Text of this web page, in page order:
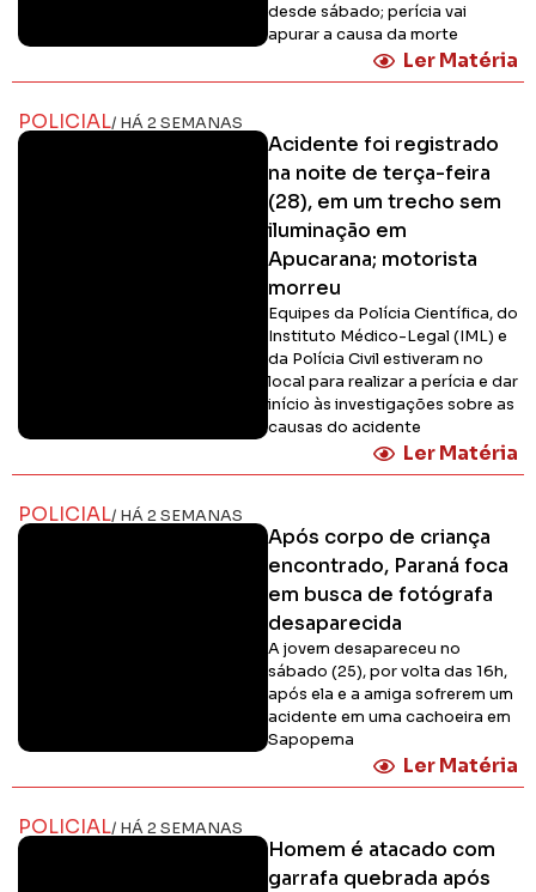
desde sábado; perícia vai
apurar a causa da morte
Ler Matéria
POLICIAL/ HÁ 2 SEMANAS
Acidente foi registrado
na noite de terça-feira
(28), em um trecho sem
iluminação em
Apucarana; motorista
morreu
Equipes da Polícia Científica, do
Instituto Médico-Legal (IML) e
da Polícia Civil estiveram no
local para realizar a perícia e dar
início às investigações sobre as
causas do acidente
Ler Matéria
POLICIAL/ HÁ 2 SEMANAS
Após corpo de criança
encontrado, Paraná foca
em busca de fotógrafa
desaparecida
A jovem desapareceu no
sábado (25), por volta das 16h,
após ela e a amiga sofrerem um
acidente em uma cachoeira em
Sapopema
Ler Matéria
POLICIAL/ HÁ 2 SEMANAS
Homem é atacado com
garrafa quebrada após